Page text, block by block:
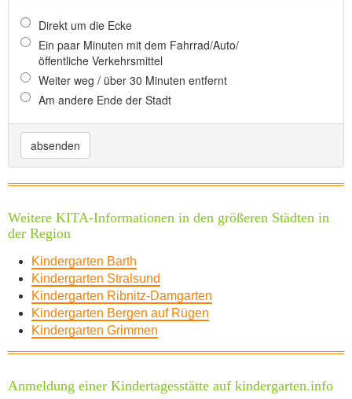
Direkt um die Ecke
Ein paar Minuten mit dem Fahrrad/Auto/
öffentliche Verkehrsmittel
Weiter weg / über 30 Minuten entfernt
Am andere Ende der Stadt
absenden
Weitere KITA-Informationen in den größeren Städten in
der Region
Kindergarten Barth
Kindergarten Stralsund
Kindergarten Ribnitz-Damgarten
Kindergarten Bergen auf Rügen
Kindergarten Grimmen
Anmeldung einer Kindertagesstätte auf kindergarten.info